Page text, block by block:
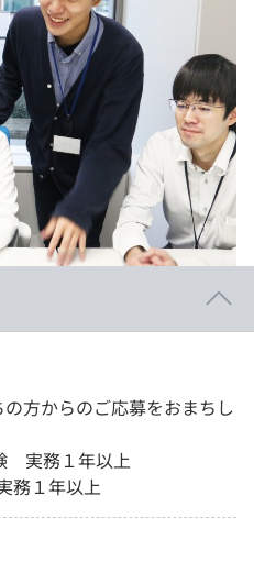
方からのご応募をおまちし
実務１年以上
務１年以上